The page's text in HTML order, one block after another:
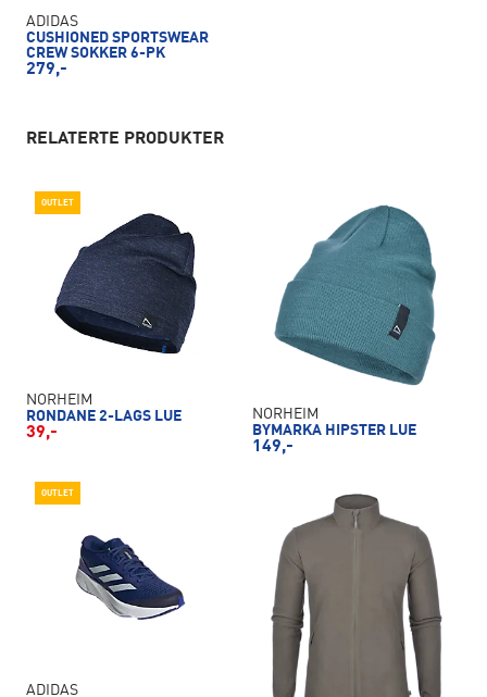
ADIDAS
CUSHIONED SPORTSWEAR
CREW SOKKER 6-PK
279,-
RELATERTE PRODUKTER
OUTLET
NORHEIM
RONDANE 2-LAGS LUE
39,-
NORHEIM
BYMARKA HIPSTER LUE
149,-
OUTLET
ADIDAS